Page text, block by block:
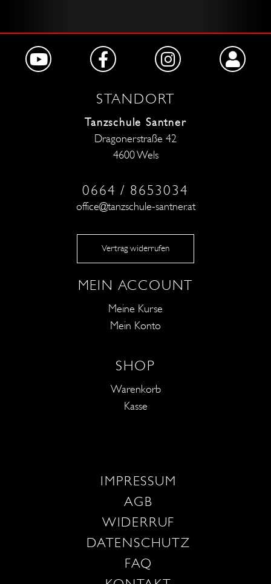
STANDORT
Tanzschule Santner
Dragonerstraße 42
4600 Wels
0664 / 8653034
office@tanzschule-santner.at
Vertrag widerrufen
MEIN ACCOUNT
Meine Kurse
Mein Konto
SHOP
Warenkorb
Kasse
IMPRESSUM
AGB
WIDERRUF
DATENSCHUTZ
FAQ